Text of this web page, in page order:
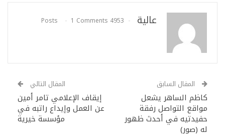
عالية 4953 Posts
1 Comments
المقال السابق
كاظم الساهر يشعل
مواقع التواصل رفقة
حفيدتيه في أحدث ظهور
له (صور)
المقال التالي
إيقاف الإعلامي تامر أمين
عن العمل وإيداع راتبه في
مؤسسة خيرية